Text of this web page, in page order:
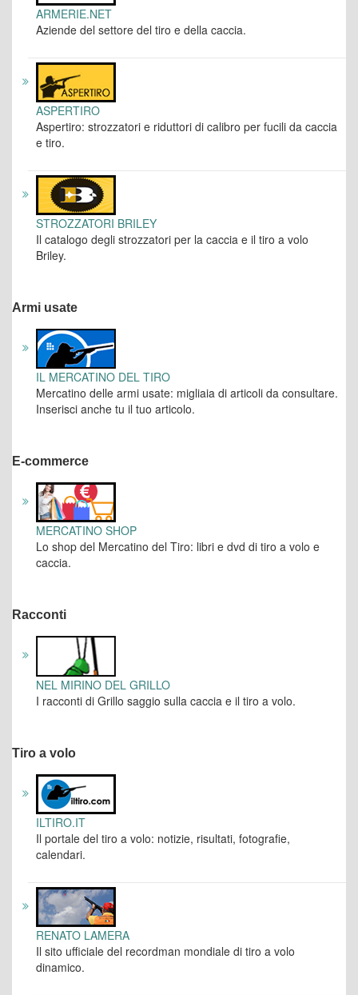
ARMERIE.NET
Aziende del settore del tiro e della caccia.
ASPERTIRO
Aspertiro: strozzatori e riduttori di calibro per fucili da caccia
e tiro.
STROZZATORI BRILEY
Il catalogo degli strozzatori per la caccia e il tiro a volo
Briley.
Armi usate
IL MERCATINO DEL TIRO
Mercatino delle armi usate: migliaia di articoli da consultare.
Inserisci anche tu il tuo articolo.
E-commerce
MERCATINO SHOP
Lo shop del Mercatino del Tiro: libri e dvd di tiro a volo e
caccia.
Racconti
NEL MIRINO DEL GRILLO
I racconti di Grillo saggio sulla caccia e il tiro a volo.
Tiro a volo
ILTIRO.IT
Il portale del tiro a volo: notizie, risultati, fotografie,
calendari.
RENATO LAMERA
Il sito ufficiale del recordman mondiale di tiro a volo
dinamico.